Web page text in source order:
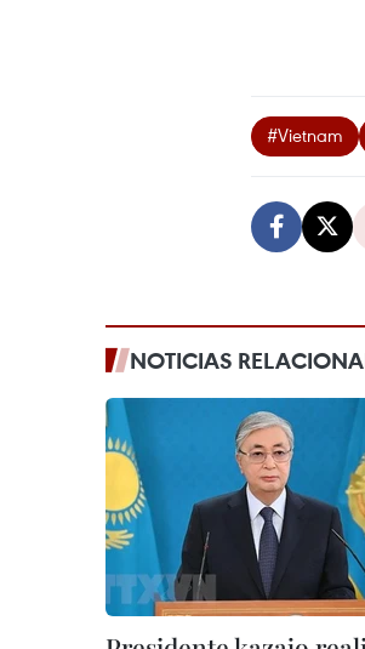
#Vietnam
NOTICIAS